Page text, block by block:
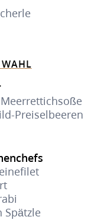
Preiselbeeren
Spätzle